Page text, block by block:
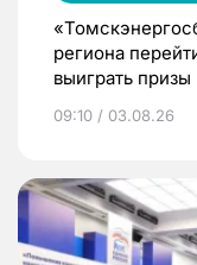
региона
выиграть призы
09:10 / 03.08.26